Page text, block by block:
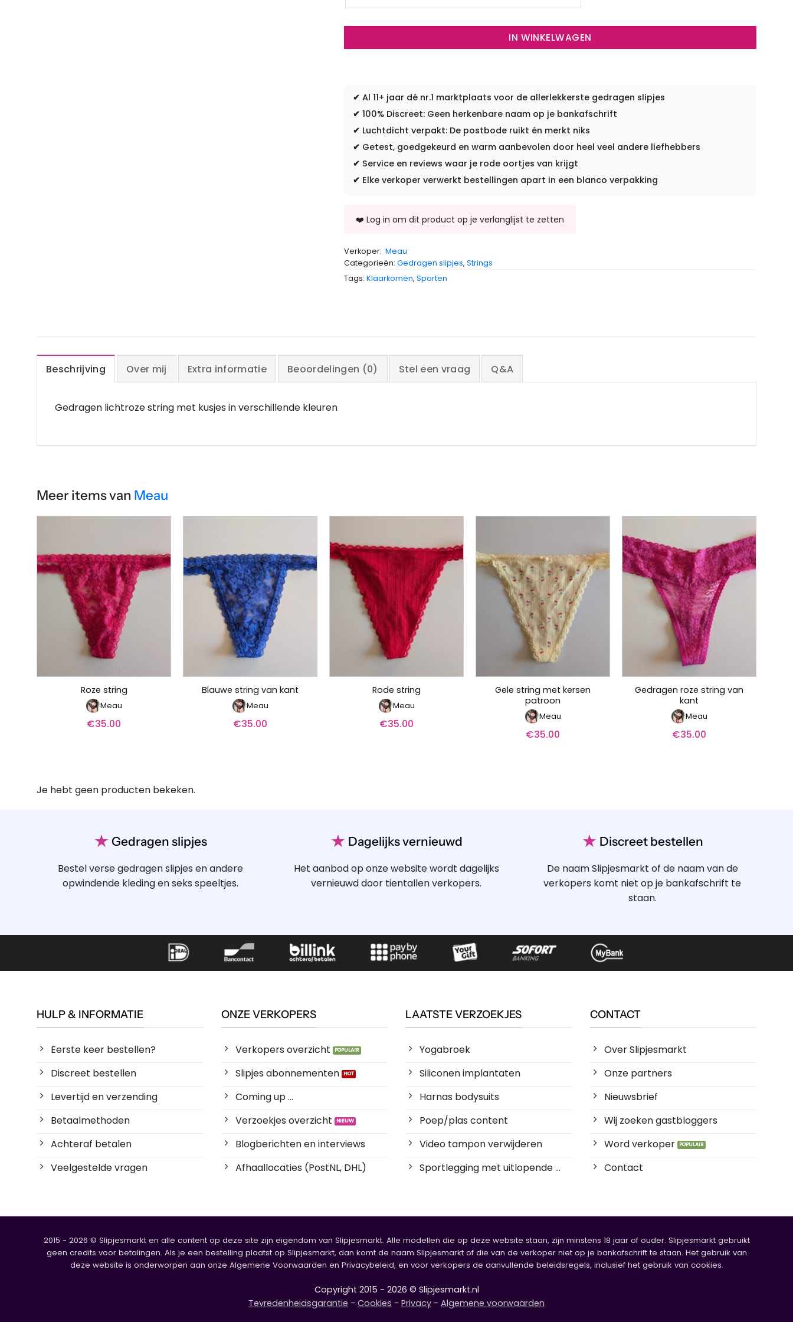
IN WINKELWAGEN
✔ Al 11+ jaar dé nr.1 marktplaats voor de allerlekkerste gedragen slipjes
✔ 100% Discreet: Geen herkenbare naam op je bankafschrift
✔ Luchtdicht verpakt: De postbode ruikt én merkt niks
✔ Getest, goedgekeurd en warm aanbevolen door heel veel andere liefhebbers
✔ Service en reviews waar je rode oortjes van krijgt
✔ Elke verkoper verwerkt bestellingen apart in een blanco verpakking
Verkoper: Meau
Categorieën: Gedragen slipjes, Strings
Tags: Klaarkomen, Sporten
Beschrijving Over mij Extra informatie Beoordelingen (0) Stel een vraag Q&A
Gedragen lichtroze string met kusjes in verschillende kleuren
Meer items van Meau
Roze string
Meau
€35.00
Blauwe string van kant
Meau
€35.00
Rode string
Meau
€35.00
Gele string met kersen
patroon
Meau
€35.00
Gedragen roze string van
kant
Meau
€35.00
Je hebt geen producten bekeken.
★ Gedragen slipjes
Bestel verse gedragen slipjes en andere
opwindende kleding en seks speeltjes.
★ Dagelijks vernieuwd
Het aanbod op onze website wordt dagelijks
vernieuwd door tientallen verkopers.
★ Discreet bestellen
De naam Slipjesmarkt of de naam van de
verkopers komt niet op je bankafschrift te
staan.
HULP & INFORMATIE
Eerste keer bestellen?
Discreet bestellen
Levertijd en verzending
Betaalmethoden
Achteraf betalen
Veelgestelde vragen
ONZE VERKOPERS
Verkopers overzicht
Slipjes abonnementen
Coming up ...
Verzoekjes overzicht
Blogberichten en interviews
Afhaallocaties (PostNL, DHL)
LAATSTE VERZOEKJES
Yogabroek
Siliconen implantaten
Harnas bodysuits
Poep/plas content
Video tampon verwijderen
Sportlegging met uitlopende ...
CONTACT
Over Slipjesmarkt
Onze partners
Nieuwsbrief
Wij zoeken gastbloggers
Word verkoper
Contact
2015 - 2026 © Slipjesmarkt en alle content op deze site zijn eigendom van Slipjesmarkt. Alle modellen die op deze website staan, zijn minstens 18 jaar of ouder. Slipjesmarkt gebruikt
geen credits voor betalingen. Als je een bestelling plaatst op Slipjesmarkt, dan komt de naam Slipjesmarkt of die van de verkoper niet op je bankafschrift te staan. Het gebruik van
deze website is onderworpen aan onze Algemene Voorwaarden en Privacybeleid, en voor verkopers de aanvullende beleidsregels, inclusief het gebruik van cookies.
Copyright 2015 - 2026 © Slipjesmarkt.nl
Tevredenheidsgarantie - Cookies - Privacy - Algemene voorwaarden